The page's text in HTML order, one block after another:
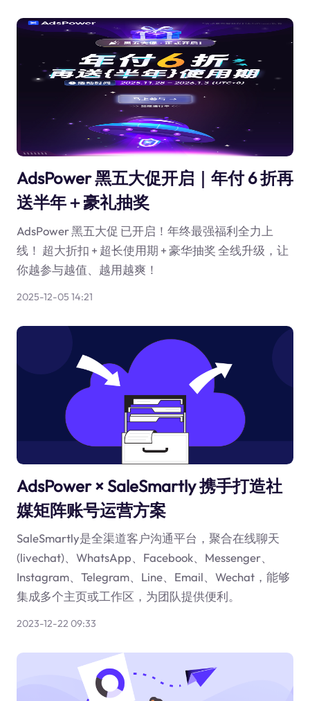
AdsPower 黑五大促开启｜年付 6 折再
送半年＋豪礼抽奖
AdsPower 黑五大促 已开启！年终最强福利全力上
线！ 超大折扣 + 超长使用期 + 豪华抽奖 全线升级，让
你越参与越值、越用越爽！
2025-12-05 14:21
AdsPower × SaleSmartly 携手打造社
媒矩阵账号运营方案
SaleSmartly是全渠道客户沟通平台，聚合在线聊天
(livechat)、WhatsApp、Facebook、Messenger、
Instagram、Telegram、Line、Email、Wechat，能够
集成多个主页或工作区，为团队提供便利。
2023-12-22 09:33